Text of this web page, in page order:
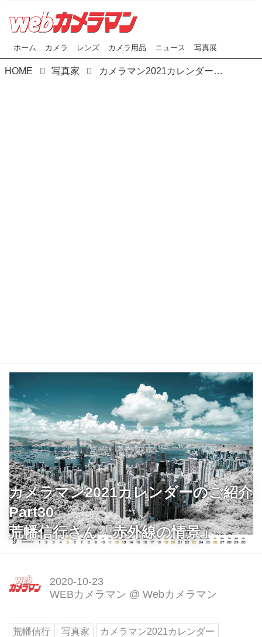
ホーム カメラ レンズ カメラ用品 ニュース 写真展
HOME 写真家 カメラマン2021カレンダーのご紹介Part30 荒幡信行さん「赤外線の情景」
カメラマン2021カレンダーのご紹介
Part30
荒幡信行さん「赤外線の情景」
2020-10-23
WEBカメラマン @ Webカメラマン
荒幡信行 写真家
カメラマン2021カレンダー